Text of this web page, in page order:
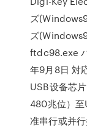
ズ
ズ
ftdc98.exe
年9月8日 対
USB设备芯
480兆位）至
准串行或并